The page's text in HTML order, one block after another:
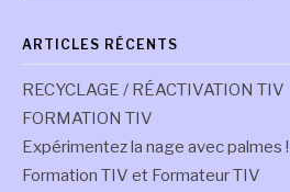
ARTICLES RÉCENTS
RECYCLAGE / RÉACTIVATION TIV
FORMATION TIV
Expérimentez la nage avec palmes !
Formation TIV et Formateur TIV